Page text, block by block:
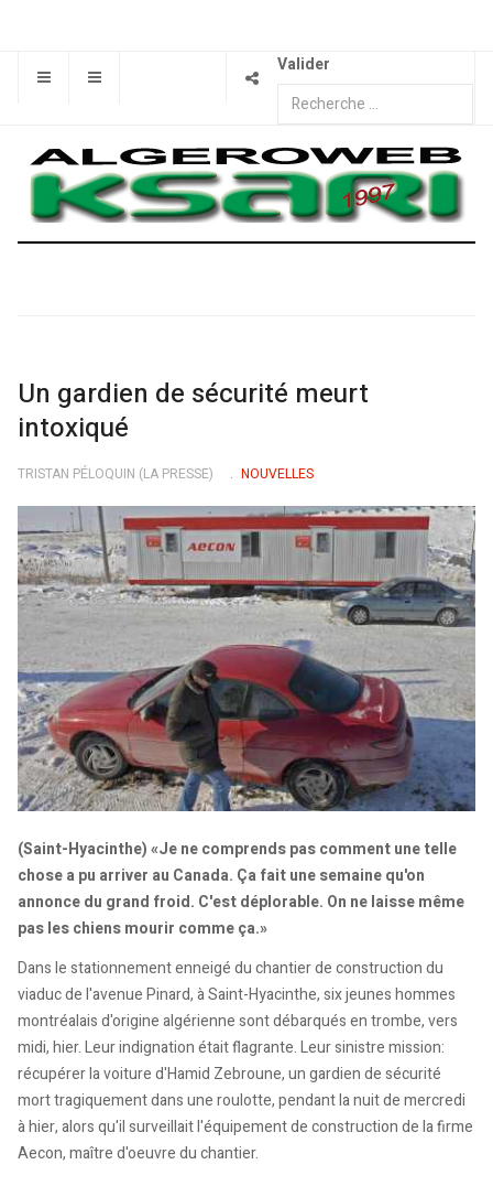
Valider
Un gardien de sécurité meurt
intoxiqué
TRISTAN PÉLOQUIN (LA PRESSE) NOUVELLES
(Saint-Hyacinthe) «Je ne comprends pas comment une telle
chose a pu arriver au Canada. Ça fait une semaine qu'on
annonce du grand froid. C'est déplorable. On ne laisse même
pas les chiens mourir comme ça.»
Dans le stationnement enneigé du chantier de construction du
viaduc de l'avenue Pinard, à Saint-Hyacinthe, six jeunes hommes
montréalais d'origine algérienne sont débarqués en trombe, vers
midi, hier. Leur indignation était flagrante. Leur sinistre mission:
récupérer la voiture d'Hamid Zebroune, un gardien de sécurité
mort tragiquement dans une roulotte, pendant la nuit de mercredi
à hier, alors qu'il surveillait l'équipement de construction de la firme
Aecon, maître d'oeuvre du chantier.